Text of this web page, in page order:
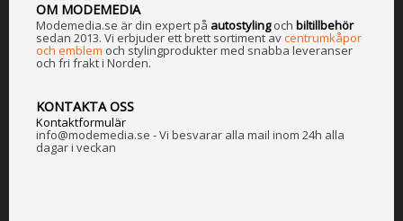
OM MODEMEDIA
Modemedia.se är din expert på autostylingoch biltillbehör
sedan 2013. Vi erbjuder ett brett sortiment avcentrumkåpor
och emblem och stylingprodukter med snabba leveranser
och fri frakt i Norden.
KONTAKTA OSS
Kontaktformulär
info@modemedia.se - Vi besvarar alla mail inom 24h alla
dagar i veckan